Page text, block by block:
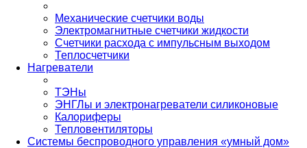
Механические счетчики воды
Электромагнитные счетчики жидкости
Счетчики расхода с импульсным выходом
Теплосчетчики
Нагреватели
ТЭНы
ЭНГЛы и электронагреватели силиконовые
Калориферы
Тепловентиляторы
Системы беспроводного управления «умный дом»